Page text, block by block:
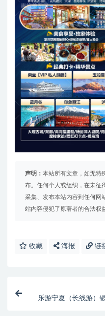
声明： 本站所有文章，如无特
布。任何个人或组织，在未征
采集、发布本站内容到任何网
站内容侵犯了原著者的合法权
收藏 海报 链
乐游宁夏（长线游）